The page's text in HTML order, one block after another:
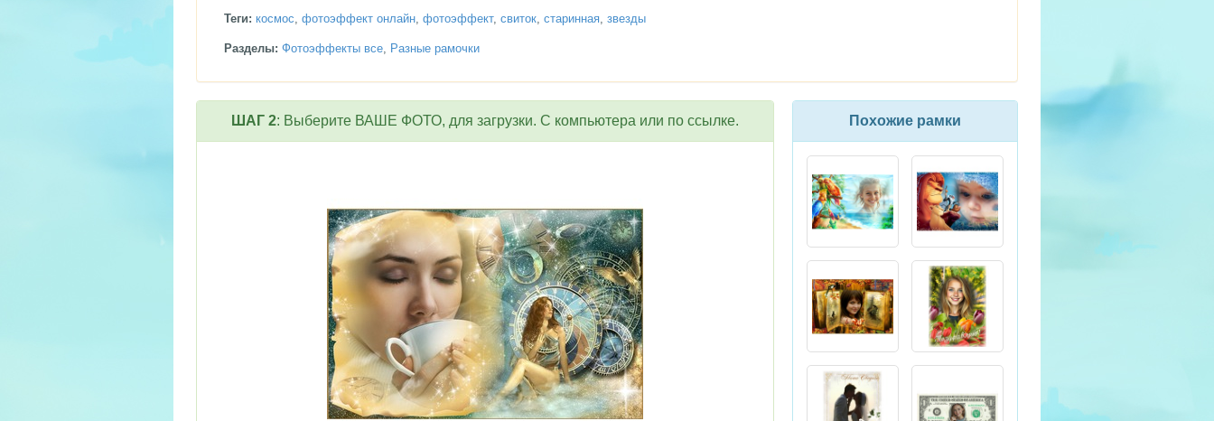
Теги: космос, фотоэффект онлайн, фотоэффект, свиток, старинная, звезды
Разделы: Фотоэффекты все, Разные рамочки
Похожие рамки
ШАГ 2: Выберите ВАШЕ ФОТО, для загрузки. С компьютера или по ссылке.